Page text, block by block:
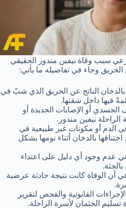
سبب وفاة نيفين مندور الحقيقي
الحريق وجاء في تفاصيله ما يأتي:
بالدخان الناتج عن الحريق الذي شبّ في
فيها داخل شقتها.
الجسدي أو الإصابات الجديدة أو
الراحلة نيفين مندور.
الدم أو مكونات غير طبيعية في
اختناقها بالدخان أثناء نومها بشكل
عدم وجود أي دليل على اعتداء
أن الوفاة كانت نتيجة حادثة عرضية
القانونية والفحص لتقرير
الجثمان لأسرة الراحلة.